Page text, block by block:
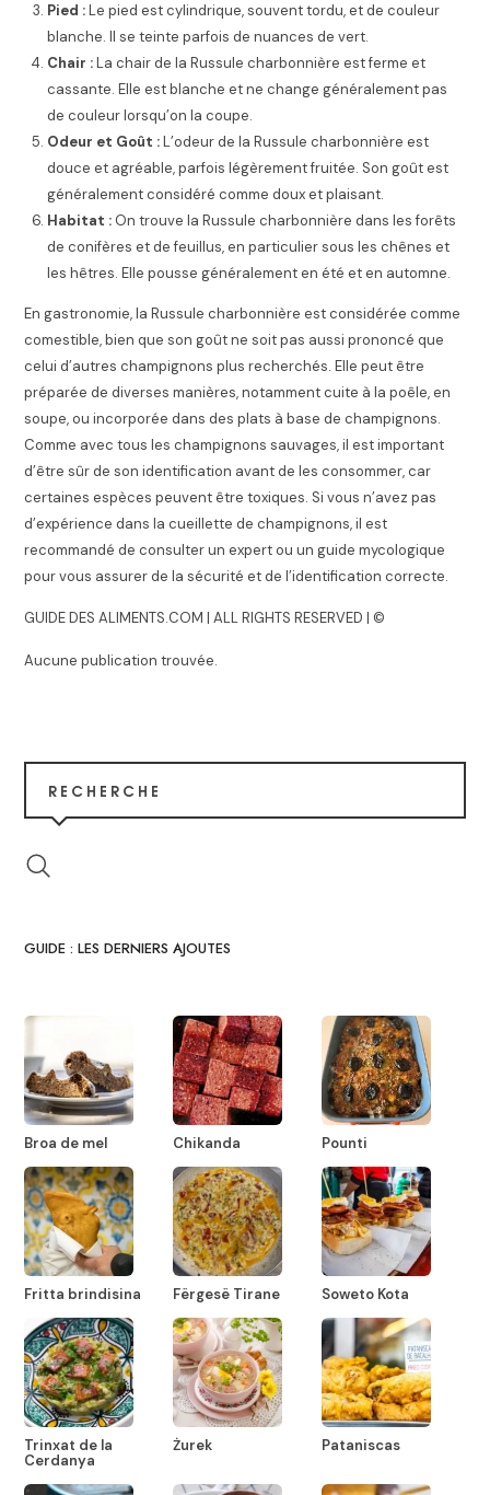
Pied :Le pied est cylindrique, souvent tordu, et de couleur
blanche. Il se teinte parfois de nuances de vert.
Chair :La chair de la Russule charbonnière est ferme et
cassante. Elle est blanche et ne change généralement pas
de couleur lorsqu’on la coupe.
Odeur et Goût :L’odeur de la Russule charbonnière est
douce et agréable, parfois légèrement fruitée. Son goût est
généralement considéré comme doux et plaisant.
Habitat : On trouve la Russule charbonnière dans les forêts
de conifères et de feuillus, en particulier sous les chênes et
les hêtres. Elle pousse généralement en été et en automne.
En gastronomie, la Russule charbonnière est considérée comme
comestible, bien que son goût ne soit pas aussi prononcé que
celui d’autres champignons plus recherchés. Elle peut être
préparée de diverses manières, notamment cuite à la poêle, en
soupe, ou incorporée dans des plats à base de champignons.
Comme avec tous les champignons sauvages, il est important
d’être sûr de son identification avant de les consommer, car
certaines espèces peuvent être toxiques. Si vous n’avez pas
d’expérience dans la cueillette de champignons, il est
recommandé de consulter un expert ou un guide mycologique
pour vous assurer de la sécurité et de l’identification correcte.
GUIDE DES ALIMENTS.COM | ALL RIGHTS RESERVED | ©
Aucune publication trouvée.
RECHERCHE
GUIDE : LES DERNIERS AJOUTES
Broa de mel Chikanda Pounti
Fritta brindisina Fërgesë Tirane Soweto Kota
Trinxat de la
Cerdanya
Żurek Pataniscas